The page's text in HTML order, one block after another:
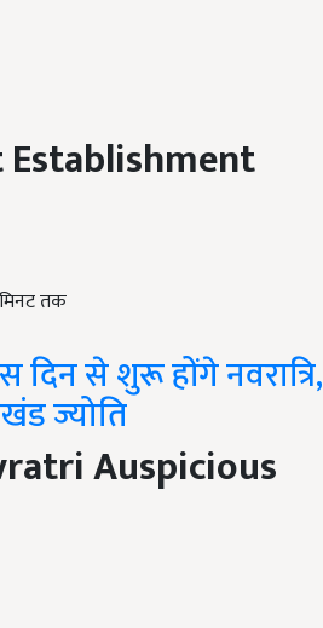
तक
से शुरू होंगे नवरात्रि,
ज्योति
Auspicious